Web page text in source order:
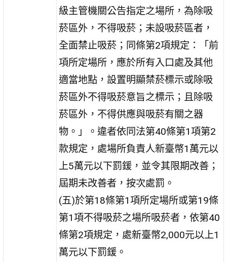
級主管機關公告指定之場所，為除吸
菸區外，不得吸菸；未設吸菸區者，
全面禁止吸菸；同條第2項規定：「前
項所定場所，應於所有入口處及其他
適當地點，設置明顯禁菸標示或除吸
菸區外不得吸菸意旨之標示；且除吸
菸區外，不得供應與吸菸有關之器
物。」。違者依同法第40條第1項第2
款規定，處場所負責人新臺幣1萬元以
上5萬元以下罰鍰，並令其限期改善；
屆期未改善者，按次處罰。
(五)於第18條第1項所定場所或第19條
第1項不得吸菸之場所吸菸者，依第40
條第2項規定，處新臺幣2,000元以上1
萬元以下罰鍰。